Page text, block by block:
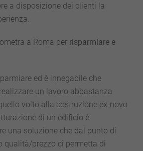
a disposizione dei clienti la
a Roma per risparmiare e
ed è innegabile che
un lavoro abbastanza
volto alla costruzione ex-novo
di un edificio è
una soluzione che dal punto di
qualità/prezzo ci permetta di